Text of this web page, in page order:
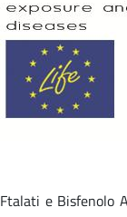
Ftalati e Bisfenolo